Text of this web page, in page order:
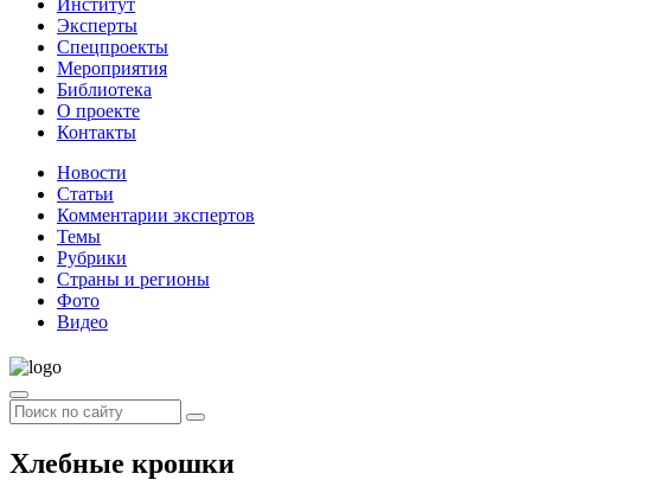
Институт
Эксперты
Спецпроекты
Мероприятия
Библиотека
О проекте
Контакты
Новости
Статьи
Комментарии экспертов
Темы
Рубрики
Страны и регионы
Фото
Видео
Хлебные крошки